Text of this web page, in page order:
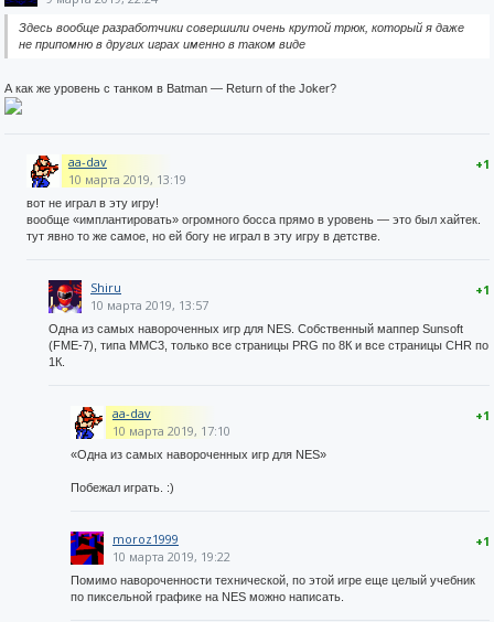
Здесь вообще разработчики совершили очень крутой трюк, который я даже
не припомню в других играх именно в таком виде
А как же уровень с танком в Batman — Return of the Joker?
+1
aa-dav
10 марта 2019, 13:19
вот не играл в эту игру!
вообще «имплантировать» огромного босса прямо в уровень — это был хайтек.
тут явно то же самое, но ей богу не играл в эту игру в детстве.
+1
Shiru
10 марта 2019, 13:57
Одна из самых навороченных игр для NES. Собственный маппер Sunsoft
(FME-7), типа MMC3, только все страницы PRG по 8К и все страницы CHR по
1К.
+1
aa-dav
10 марта 2019, 17:10
«Одна из самых навороченных игр для NES»
Побежал играть. :)
+1
moroz1999
10 марта 2019, 19:22
Помимо навороченности технической, по этой игре еще целый учебник
по пиксельной графике на NES можно написать.